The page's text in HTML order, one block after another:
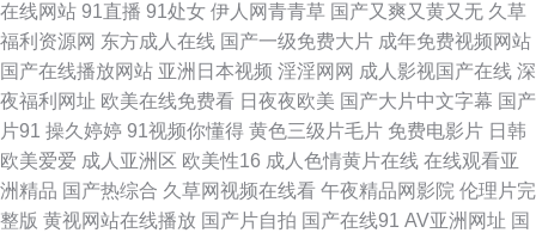
性爱观看 日本欧美另类 成人午夜影院 内射精品 午夜剧场黄色 97操在线视频
人妖色情社区 九一看片不用下载 午夜秀场 超碰国产25 激情六月综合网 在线
观看国产成年 www蜜臀 人妖操女 91在线看视频 精品国内久久 深夜看片 91
免费性爱色情 九一日韩高清 午夜福利艹牛B 97超碰人人 香蕉食品 韩国伦理
在线网站 91直播 91处女 伊人网青青草 国产又爽又黄又无 久草
福利资源网 东方成人在线 国产一级免费大片 成年免费视频网站
国产在线播放网站 亚洲日本视频 淫淫网网 成人影视国产在线 深
夜福利网址 欧美在线免费看 日夜夜欧美 国产大片中文字幕 国产
片91 操久婷婷 91视频你懂得 黄色三级片毛片 免费电影片 日韩
欧美爱爱 成人亚洲区 欧美性16 成人色情黄片在线 在线观看亚
洲精品 国产热综合 久草网视频在线看 午夜精品网影院 伦理片完
整版 黄视网站在线播放 国产片自拍 国产在线91 AV亚洲网址 国